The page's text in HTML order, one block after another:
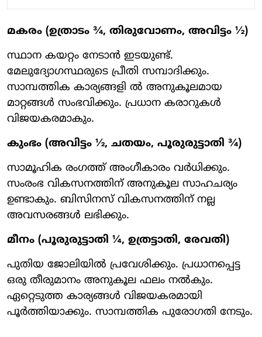
മകരം (ഉത്രാടം ¾, തിരുവോണം, അവിട്ടം ½)
സ്ഥാന കയറ്റം നേടാൻ ഇടയുണ്ട്.
മേലുദ്യോഗസ്ഥരുടെ പ്രീതി സമ്പാദിക്കും.
സാമ്പത്തിക കാര്യങ്ങളി ൽ അനുകൂലമായ
മാറ്റങ്ങൾ സംഭവിക്കും. പ്രധാന കരാറുകൾ
വിജയകരമാകും.
കുംഭം (അവിട്ടം ½, ചതയം, പൂരുരുട്ടാതി ¾)
സാമൂഹിക രംഗത്ത് അംഗീകാരം വർധിക്കും.
സംരംഭ വികസനത്തിന് അനുകൂല സാഹചര്യം
ഉണ്ടാകും. ബിസിനസ് വികസനത്തിന് നല്ല
അവസരങ്ങൾ ലഭിക്കും.
മീനം (പൂരുരുട്ടാതി ¼, ഉത്രട്ടാതി, രേവതി)
പുതിയ ജോലിയിൽ പ്രവേശിക്കും. പ്രധാനപ്പെട്ട
ഒരു തീരുമാനം അനുകൂല ഫലം നൽകും.
ഏറ്റെടുത്ത കാര്യങ്ങൾ വിജയകരമായി
പൂർത്തിയാക്കും. സാമ്പത്തിക പുരോഗതി നേടും.